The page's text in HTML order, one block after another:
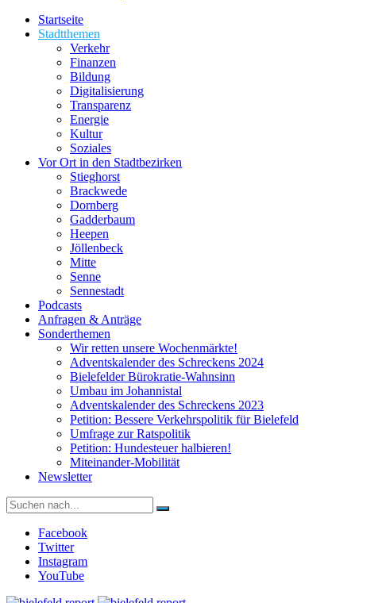
Startseite
Stadtthemen
Verkehr
Finanzen
Bildung
Digitalisierung
Transparenz
Energie
Kultur
Soziales
Vor Ort in den Stadtbezirken
Stieghorst
Brackwede
Dornberg
Gadderbaum
Heepen
Jöllenbeck
Mitte
Senne
Sennestadt
Podcasts
Anfragen & Anträge
Sonderthemen
Wir retten unsere Wochenmärkte!
Adventskalender des Schreckens 2024
Bielefelder Bürokratie-Wahnsinn
Umbau im Johannistal
Adventskalender des Schreckens 2023
Petition: Bessere Verkehrspolitik für Bielefeld​​
Umfrage zur Ratspolitik
Petition: Hundesteuer halbieren!
Miteinander-Mobilität
Newsletter
Suche
nach:
Facebook
Twitter
Instagram
YouTube